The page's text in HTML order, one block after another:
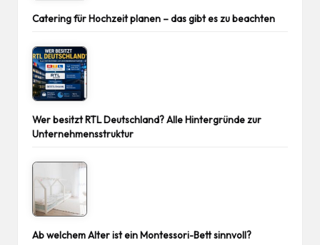
Catering für Hochzeit planen – das gibt es zu beachten
Wer besitzt RTL Deutschland? Alle Hintergründe zur
Unternehmensstruktur
Ab welchem Alter ist ein Montessori-Bett sinnvoll?